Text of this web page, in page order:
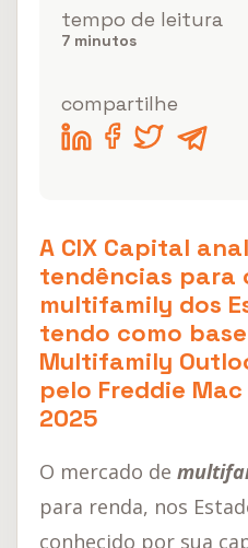
Investimentos
tempo de leitura
7 minutos
compartilhe
A CIX Capital
tendências para
multifamily dos
tendo como
Multifamily
pelo Freddie
2025
O mercado de
para renda, nos
conhecido por sua